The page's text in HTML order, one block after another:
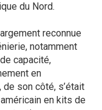
du Nord.
reconnue
notamment
capacité,
en
son côté, s’était
en kits de